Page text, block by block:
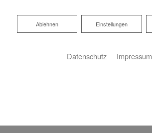
Einstellungen
Ablehnen
Ablehnen
Datenschutz Impressum